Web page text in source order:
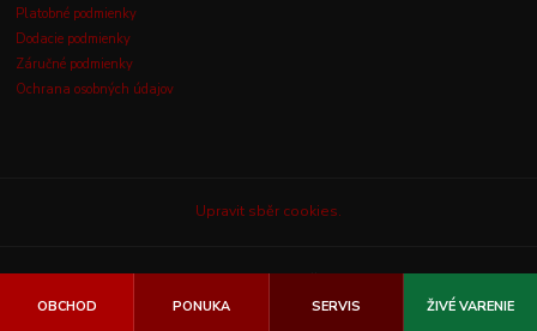
Platobné podmienky
Dodacie podmienky
Záručné podmienky
Ochrana osobných údajov
OBCHOD PONUKA SERVIS ŽIVÉ VARENIE
Upravit sběr cookies.
© 2003-2026GASTROLUX, s.r.o.Všetky práva vyhradené.